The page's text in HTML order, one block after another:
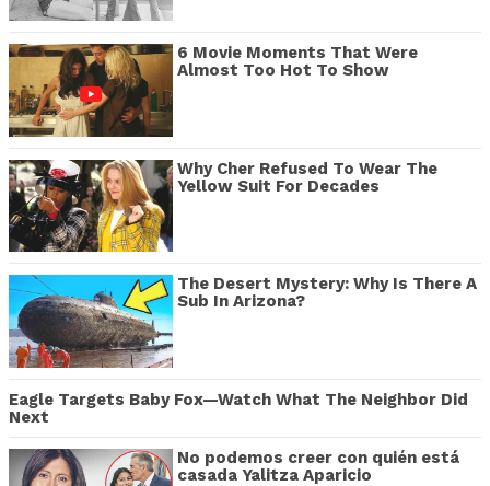
6 Movie Moments That Were
Almost Too Hot To Show
Why Cher Refused To Wear The
Yellow Suit For Decades
The Desert Mystery: Why Is There A
Sub In Arizona?
Eagle Targets Baby Fox—Watch What The Neighbor Did
Next
No podemos creer con quién está
casada Yalitza Aparicio